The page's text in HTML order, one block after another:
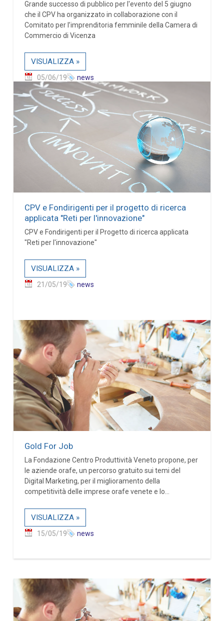
Grande successo di pubblico per l'evento del 5 giugno
che il CPV ha organizzato in collaborazione con il
Comitato per l’imprenditoria femminile della Camera di
Commercio di Vicenza
VISUALIZZA »
05/06/19 news
CPV e Fondirigenti per il progetto di ricerca
applicata "Reti per l'innovazione"
CPV e Fondirigenti per il Progetto di ricerca applicata
"Reti per l'innovazione"
VISUALIZZA »
21/05/19 news
Gold For Job
La Fondazione Centro Produttività Veneto propone, per
le aziende orafe, un percorso gratuito sui temi del
Digital Marketing, per il miglioramento della
competitività delle imprese orafe venete e lo...
VISUALIZZA »
15/05/19 news